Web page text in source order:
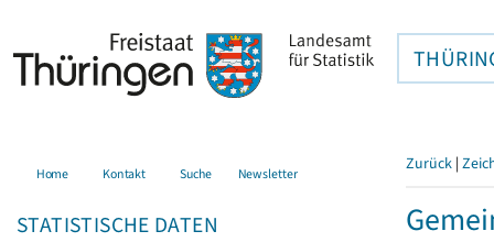
Home Kontakt Suche Newsletter
STATISTISCHE DATEN
Zurück |